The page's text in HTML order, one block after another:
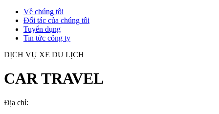
Về chúng tôi
Đối tác của chúng tôi
Tuyển dụng
Tin tức công ty
DỊCH VỤ XE DU LỊCH
CAR TRAVEL
Địa chỉ: